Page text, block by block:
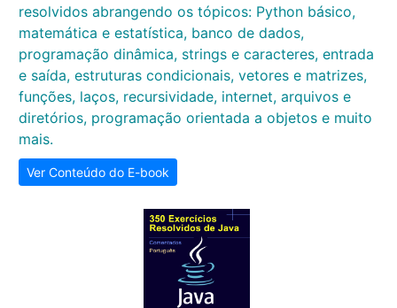
resolvidos abrangendo os tópicos: Python básico,
matemática e estatística, banco de dados,
programação dinâmica, strings e caracteres, entrada
e saída, estruturas condicionais, vetores e matrizes,
funções, laços, recursividade, internet, arquivos e
diretórios, programação orientada a objetos e muito
mais.
Ver Conteúdo do E-book